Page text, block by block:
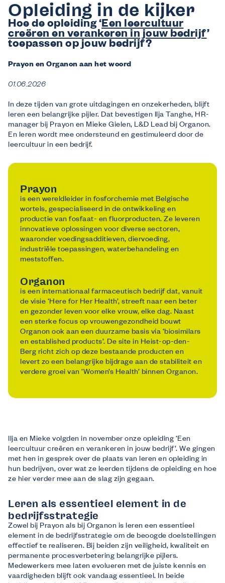
Opleiding in de kijker
Hoe de opleiding ‘Een leercultuur
creëren en verankeren in jouw bedrijf’
toepassen op jouw bedrijf?
Prayon en Organon aan het woord
01.06.2026
In deze tijden van grote uitdagingen en onzekerheden, blijft
leren een belangrijke pijler. Dat bevestigen Ilja Tanghe, HR-
manager bij Prayon en Mieke Gielen, L&D Lead bij Organon.
En leren wordt mee ondersteund en gestimuleerd door de
leercultuur in een bedrijf.
Prayon
is een wereldleider in fosforchemie met Belgische
wortels, gespecialiseerd in de ontwikkeling en
productie van fosfaat- en fluorproducten. Ze leveren
innovatieve oplossingen voor diverse sectoren,
waaronder voedingsadditieven, diervoeding,
industriële toepassingen, waterbehandeling en
meststoffen.
Organon
is een internationaal farmaceutisch bedrijf dat, vanuit
de visie ‘Here for Her Health’, streeft naar een beter
en gezonder leven voor elke vrouw, elke dag. Naast
een sterke focus op vrouwengezondheid bouwt
Organon ook aan een duurzame basis via ‘biosimilars
en established products’. De site in Heist-op-den-
Berg richt zich op deze bestaande producten en
levert zo een belangrijke bijdrage aan de stabiliteit en
verdere groei van ‘Women’s Health’ binnen Organon.
Ilja en Mieke volgden in november onze opleiding ‘Een
leercultuur creëren en verankeren in jouw bedrijf’. We gingen
met hen in gesprek over de plaats van leren en opleiding in
hun bedrijven, over wat ze leerden tijdens de opleiding en hoe
ze hier verder mee aan de slag zijn gegaan.
Leren als essentieel element in de
bedrijfsstrategie
Zowel bij Prayon als bij Organon is leren een essentieel
element in de bedrijfsstrategie om de beoogde doelstellingen
effectief te realiseren. Bij beiden zijn veiligheid, kwaliteit en
permanente procesverbetering belangrijke pijlers.
Medewerkers mee laten evolueren met de juiste kennis en
vaardigheden blijft ook vandaag essentieel. In beide